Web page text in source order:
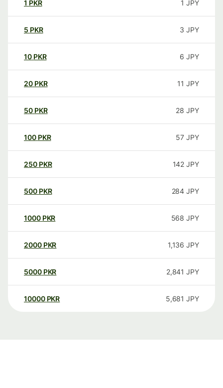
1 PKR 1 JPY
5 PKR 3 JPY
10 PKR 6 JPY
20 PKR 11 JPY
50 PKR 28 JPY
100 PKR 57 JPY
250 PKR 142 JPY
500 PKR 284 JPY
1000 PKR 568 JPY
2000 PKR 1,136 JPY
5000 PKR 2,841 JPY
10000 PKR 5,681 JPY